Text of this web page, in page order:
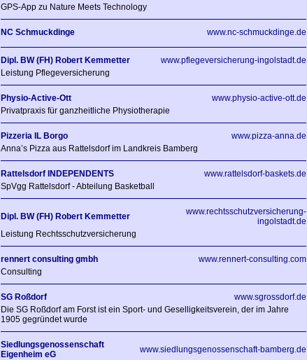
GPS-App zu Nature Meets Technology
NC Schmuckdinge www.nc-schmuckdinge.de
Dipl. BW (FH) Robert Kemmetter
www.pflegeversicherung-ingolstadt.de
Leistung Pflegeversicherung
Physio-Active-Ott
www.physio-active-ott.de
Privatpraxis für ganzheitliche Physiotherapie
Pizzeria IL Borgo
www.pizza-anna.de
Anna’s Pizza aus Rattelsdorf im Landkreis Bamberg
Rattelsdorf INDEPENDENTS
www.rattelsdorf-baskets.de
SpVgg Rattelsdorf - Abteilung Basketball
Dipl. BW (FH) Robert Kemmetter
www.rechtsschutzversicherung-
ingolstadt.de
Leistung Rechtsschutzversicherung
rennert consulting gmbh
www.rennert-consulting.com
Consulting
SG Roßdorf
www.sgrossdorf.de
Die SG Roßdorf am Forst ist ein Sport- und Geselligkeitsverein, der im Jahre
1905 gegründet wurde
Siedlungsgenossenschaft
Eigenheim eG
www.siedlungsgenossenschaft-bamberg.de